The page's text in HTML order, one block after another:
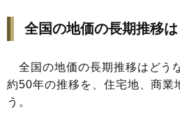
18
北海道
20
高知県
21
大分県
全国の地価の長期推移は
全国の地価の長期推移はどう
約50年の推移を、住宅地、商業
う。